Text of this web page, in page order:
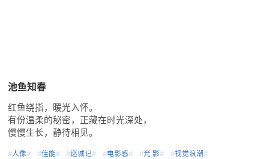
池鱼知春
红鱼绕指，暖光入怀。
有份温柔的秘密，正藏在时光深处，
慢慢生长，静待相见。
#人像# #佳能# #巡城记# #电影感# #光 影# #视觉浪潮 #